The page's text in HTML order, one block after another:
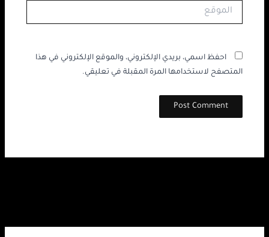
الموقع
احفظ اسمي، بريدي الإلكتروني، والموقع الإلكتروني في هذا
المتصفح لاستخدامها المرة المقبلة في تعليقي.